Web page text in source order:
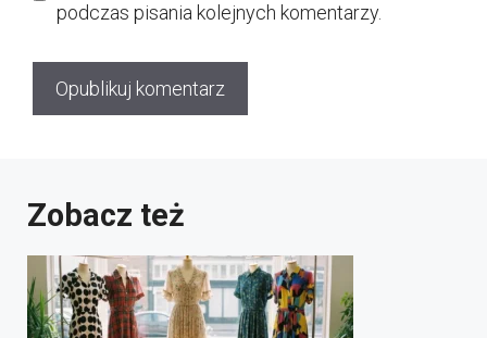
podczas pisania kolejnych komentarzy.
Zobacz też